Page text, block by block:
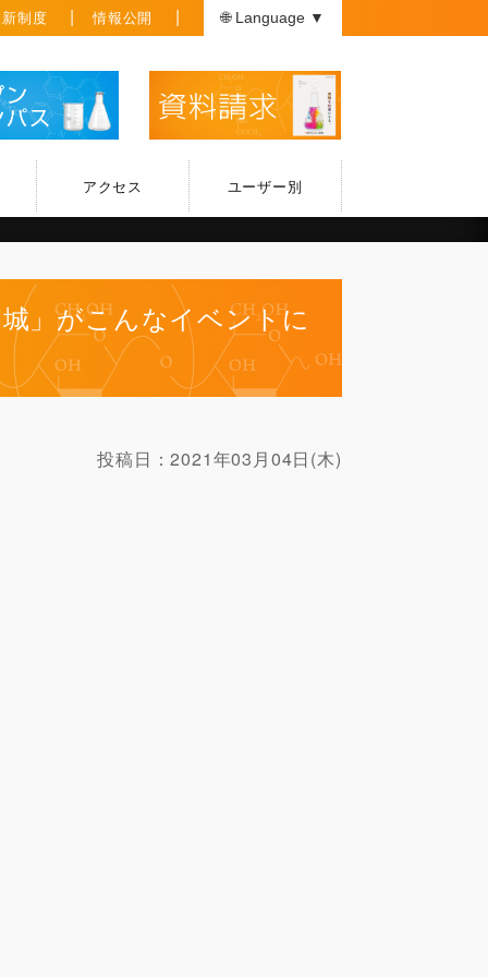
制度 情報公開 🌐 Language ▼
アクセス ユーザー別
」がこんなイベントに
投稿日：2021年03月04日(木)